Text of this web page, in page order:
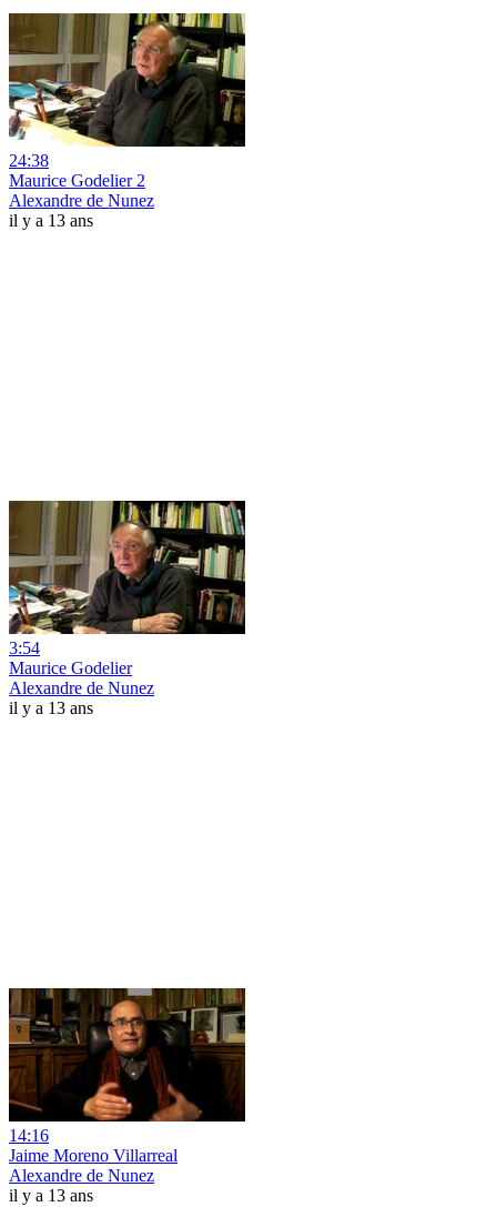
24:38
Maurice Godelier 2
Alexandre de Nunez
il y a 13 ans
3:54
Maurice Godelier
Alexandre de Nunez
il y a 13 ans
14:16
Jaime Moreno Villarreal
Alexandre de Nunez
il y a 13 ans